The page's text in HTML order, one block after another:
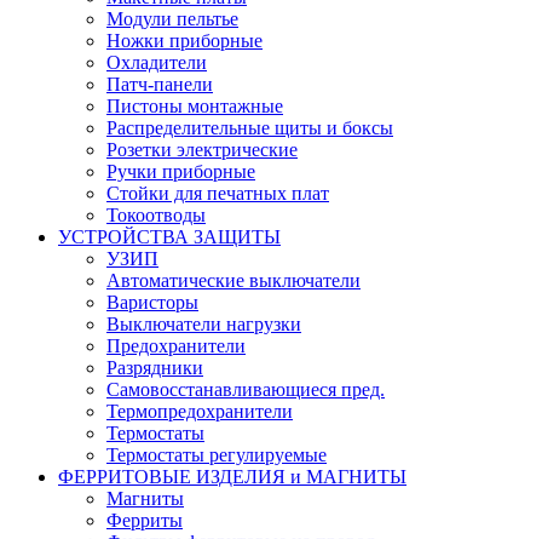
Модули пельтье
Ножки приборные
Охладители
Патч-панели
Пистоны монтажные
Распределительные щиты и боксы
Розетки электрические
Ручки приборные
Стойки для печатных плат
Токоотводы
УСТРОЙСТВА ЗАЩИТЫ
УЗИП
Автоматические выключатели
Варисторы
Выключатели нагрузки
Предохранители
Разрядники
Самовосстанавливающиеся пред.
Термопредохранители
Термостаты
Термостаты регулируемые
ФЕРРИТОВЫЕ ИЗДЕЛИЯ и МАГНИТЫ
Магниты
Ферриты